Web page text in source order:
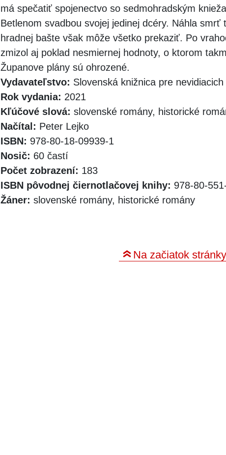
má spečatiť spojenectvo so sedmohradským
Betlenom svadbou svojej jedinej dcéry. Náhla smrť
hradnej bašte však môže všetko prekaziť. Po
zmizol aj poklad nesmiernej hodnoty, o ktorom
Županove plány sú ohrozené.
Vydavateľstvo: Slovenská knižnica pre
Rok vydania: 2021
Kľúčové slová: slovenské romány, historické
Načítal: Peter Lejko
ISBN: 978-80-18-09939-1
Nosič: 60 častí
Počet zobrazení: 183
ISBN pôvodnej čiernotlačovej knihy: 978-80-
Žáner: slovenské romány, historické romány
Na začiatok stránky